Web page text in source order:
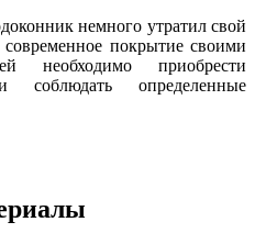
немного утратил свой
покрытие своими
приобрести
соблюдать определенные